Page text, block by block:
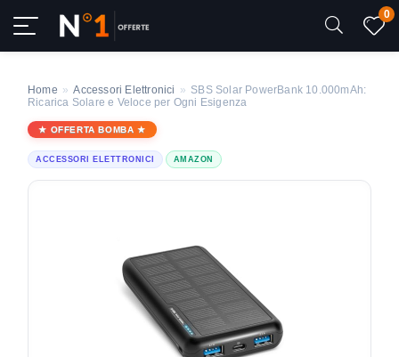
0
Home » Accessori Elettronici » SBS Solar PowerBank 10.000mAh:
Ricarica Solare e Veloce per Ogni Esigenza
OFFERTA BOMBA
ACCESSORI ELETTRONICI AMAZON